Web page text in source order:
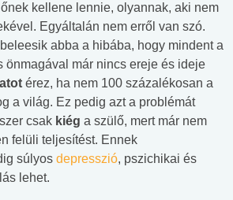
kellene lennie, olyannak, aki nem
Egyáltalán nem erről van szó.
abba a hibába, hogy mindent a
önmagával már nincs ereje és ideje
érez, ha nem 100 százalékosan a
a világ. Ez pedig azt a problémát
csak kiég a szülő, mert már nem
felüli teljesítést. Ennek
súlyos depresszió, pszichikai és
lehet.